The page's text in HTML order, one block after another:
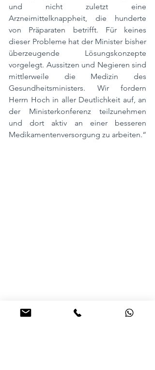
und nicht zuletzt eine
Arzneimittelknappheit, die hunderte
von Präparaten betrifft. Für keines
dieser Probleme hat der Minister bisher
überzeugende Lösungskonzepte
vorgelegt. Aussitzen und Negieren sind
mittlerweile die Medizin des
Gesundheitsministers. Wir fordern
Herrn Hoch in aller Deutlichkeit auf, an
der Ministerkonferenz teilzunehmen
und dort aktiv an einer besseren
Medikamentenversorgung zu arbeiten.“